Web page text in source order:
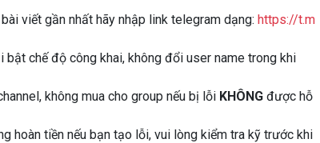
viết gần nhất hãy nhập link telegram dạng:https://t.m
bật chế độ công khai, không đổi user name trong khi
không mua cho group nếu bị lỗi KHÔNG được hỗ
hoàn tiền nếu bạn tạo lỗi, vui lòng kiểm tra kỹ trước khi